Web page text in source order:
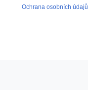
Ochrana osobních údajů